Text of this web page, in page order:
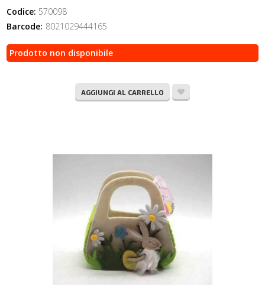
Codice: 570098
Barcode: 8021029444165
Prodotto non disponibile
AGGIUNGI AL CARRELLO